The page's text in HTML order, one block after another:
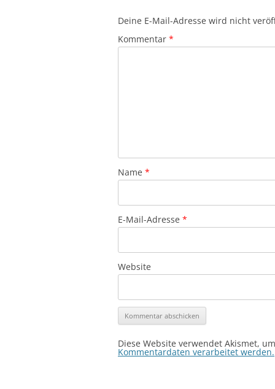
Deine E-Mail-Adresse wird nicht
Kommentar *
Name *
E-Mail-Adresse *
Website
Diese Website verwendet Akismet,
Kommentardaten verarbeitet werden.